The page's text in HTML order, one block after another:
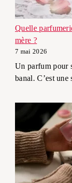
Quelle
mère ?
7 mai 2026
Un parfum pour
banal. C’est